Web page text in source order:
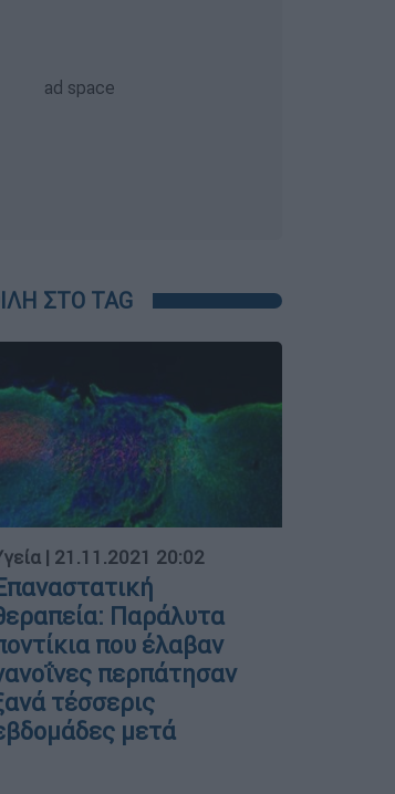
ΣΤΟ TAG
| 21.11.2021 20:02
Παράλυτα
που έλαβαν
περπάτησαν
τέσσερις
μετά